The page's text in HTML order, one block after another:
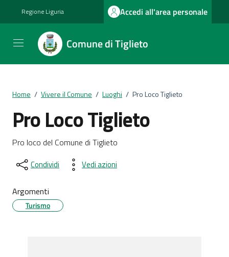
Regione Liguria Accedi all'area personale
Comune di Tiglieto
Home / Vivere il Comune / Luoghi / Pro Loco Tiglieto
Pro Loco Tiglieto
Pro loco del Comune di Tiglieto
Condividi Vedi azioni
Argomenti
Turismo